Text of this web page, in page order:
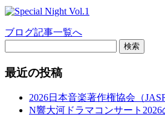
ブログ記事一覧へ
検索
最近の投稿
2026日本音楽著作権協会（
N響大河ドラマコンサート